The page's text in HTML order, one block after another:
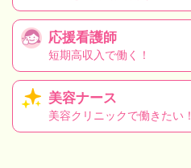
応援看護師
短期高収入で働く！
美容ナース
美容クリニックで働きたい！